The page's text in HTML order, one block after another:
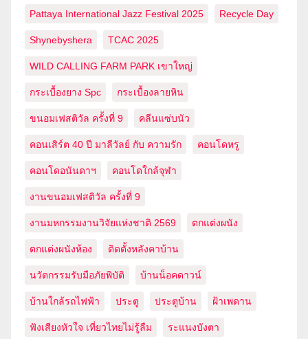
Pattaya International Jazz Festival 2025 Recycle Day
Shynebyshera TCAC 2025
WILD CALLING FARM PARK เขาใหญ่
กระเบื้องยาง Spc กระเบื้องลายหิน
ขนอมเฟสติวัล ครั้งที่ 9 คลีนแซ่บนัว
คอนเสิร์ต 40 ปี มาลีวัลย์ กับ ความรัก คอนโดหรู
คอนโดอนันดาฯ คอนโดใกล้จุฬา
งานขนอมเฟสติวัล ครั้งที่ 9
งานมหกรรมงานวิจัยแห่งชาติ 2569 ตกแต่งผนัง
ตกแต่งผนังห้อง ติดตั้งหลังคาบ้าน
นวัตกรรมรับมือภัยพิบัติ บ้านน็อคดาวน์
บ้านใกล้รถไฟฟ้า ประตู ประตูบ้าน ฝ้าเพดาน
ฟังเสียงหัวใจ เที่ยวไทยไม่รู้ลืม ระแนงบังตา